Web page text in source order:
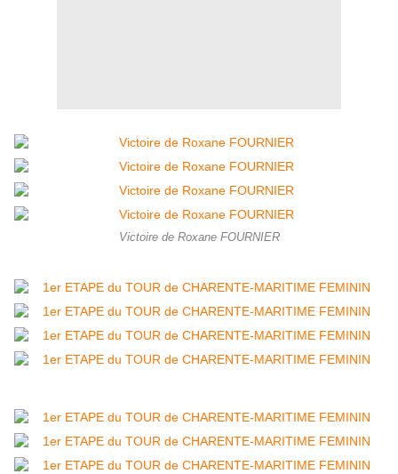
Victoire de Roxane FOURNIER